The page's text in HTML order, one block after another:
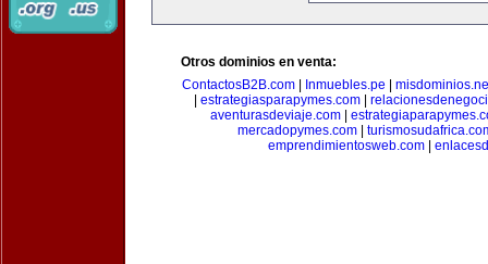
Otros dominios en venta:
ContactosB2B.com
Inmuebles.pe
estrategiasparapymes.com
aventurasdeviaje.com|
mercadopymes.com
emprendimientosweb.com